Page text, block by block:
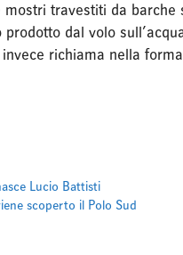
mostri travestiti da
dal volo
richiama nella
Lucio Battisti
scoperto il Polo Sud